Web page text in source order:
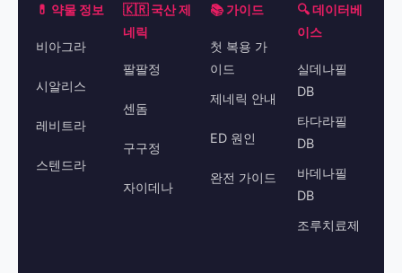
💊 약물 정보
비아그라
시알리스
레비트라
스텐드라
🇰🇷 국산 제
네릭
팔팔정
센돔
구구정
자이데나
📚 가이드
첫 복용 가
이드
제네릭 안내
ED 원인
완전 가이드
🔍 데이터베
이스
실데나필
DB
타다라필
DB
바데나필
DB
조루치료제